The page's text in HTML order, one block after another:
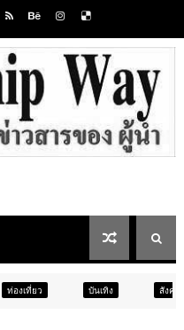
บันเทิง ภูมิภาค